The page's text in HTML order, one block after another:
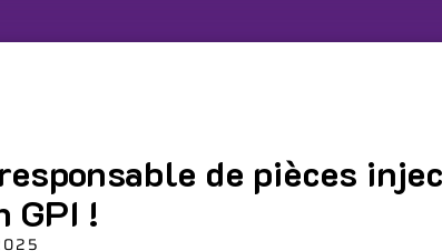
de pièces
GPI !